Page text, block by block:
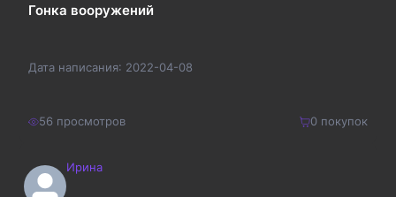
Гонка вооружений
Дата написания: 2022-04-08
56 просмотров 0покупок
150₽Ирина